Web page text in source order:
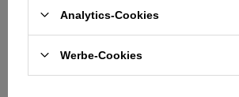
als auf dem Foto, bequem,
ANONIM
Analytics-Cookies
Werbe-Cookies